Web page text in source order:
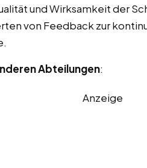
und Wirksamkeit der
von Feedback zur
Abteilungen:
Anzeige